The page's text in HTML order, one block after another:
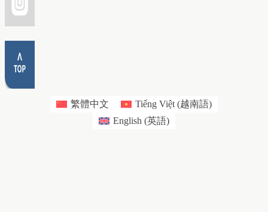
繁體中文 Tiếng Việt (越南語)
English (英語)